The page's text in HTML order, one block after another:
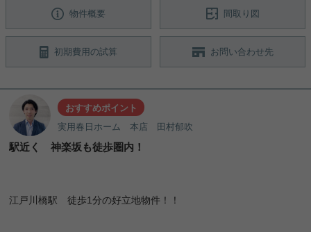
物件概要 間取り図
初期費用の試算 お問い合わせ先
おすすめポイント
実用春日ホーム 本店 田村郁吹
駅近く 神楽坂も徒歩圏内！
江戸川橋駅 徒歩1分の好立地物件！！